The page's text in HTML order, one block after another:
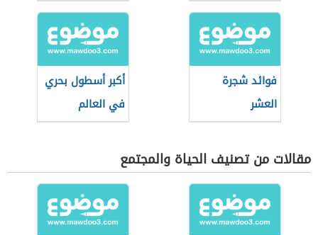
والاستنتاج
فوائد شجرة
العشر
أكبر أسطول بحري
في العالم
مقالات من تصنيف الحياة والمجتمع